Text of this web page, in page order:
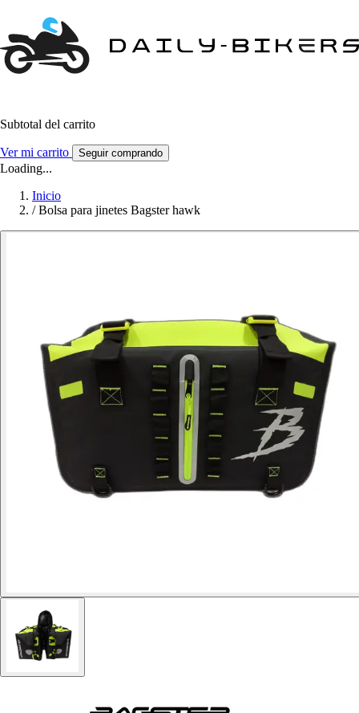
Subtotal del carrito
Ver mi carrito Seguir comprando
Loading...
Inicio
/ Bolsa para jinetes Bagster hawk